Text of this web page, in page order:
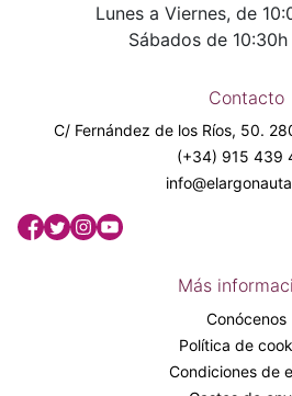
Lunes a Viernes, de
Sábados de
Contacto
C/ Fernández de los Ríos, 50.
(+34) 915 439
Más
Conócenos
Política de
Condiciones de